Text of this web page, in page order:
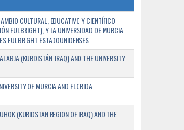
CULTURAL, EDUCATIVO Y CIENTÍFICO
FULBRIGHT), Y LA UNIVERSIDAD DE MURCIA
FULBRIGHT ESTADOUNIDENSES
(KURDISTÁN, IRAQ) AND THE UNIVERSITY
OF MURCIA AND FLORIDA
(KURIDSTAN REGION OF IRAQ) AND THE